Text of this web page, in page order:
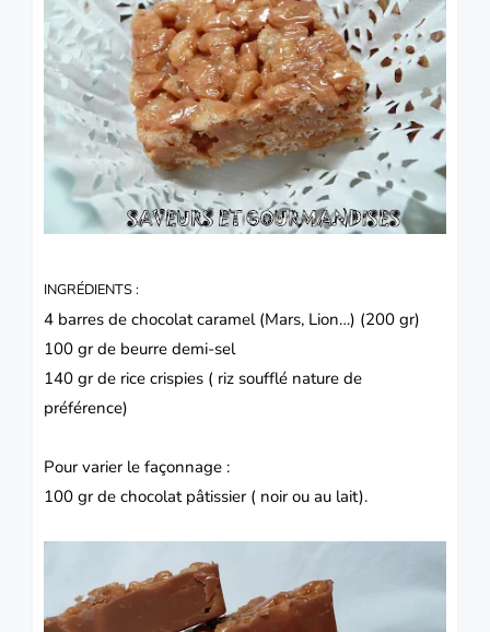
INGRÉDIENTS :
4 barres de chocolatcaramel (Mars, Lion…) (200 gr)
100 gr de beurre demi-sel
140 gr de rice crispies ( riz soufflé nature de
préférence)
Pour varier le façonnage :
100 gr de chocolat pâtissier ( noir ou au lait).